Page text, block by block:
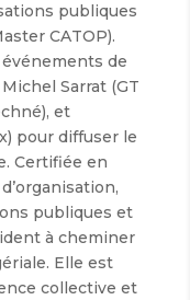
publiques
CATOP).
de
Sarrat (GT
et
pour diffuser le
Certifiée en
publiques et
à cheminer
Elle est
collective et